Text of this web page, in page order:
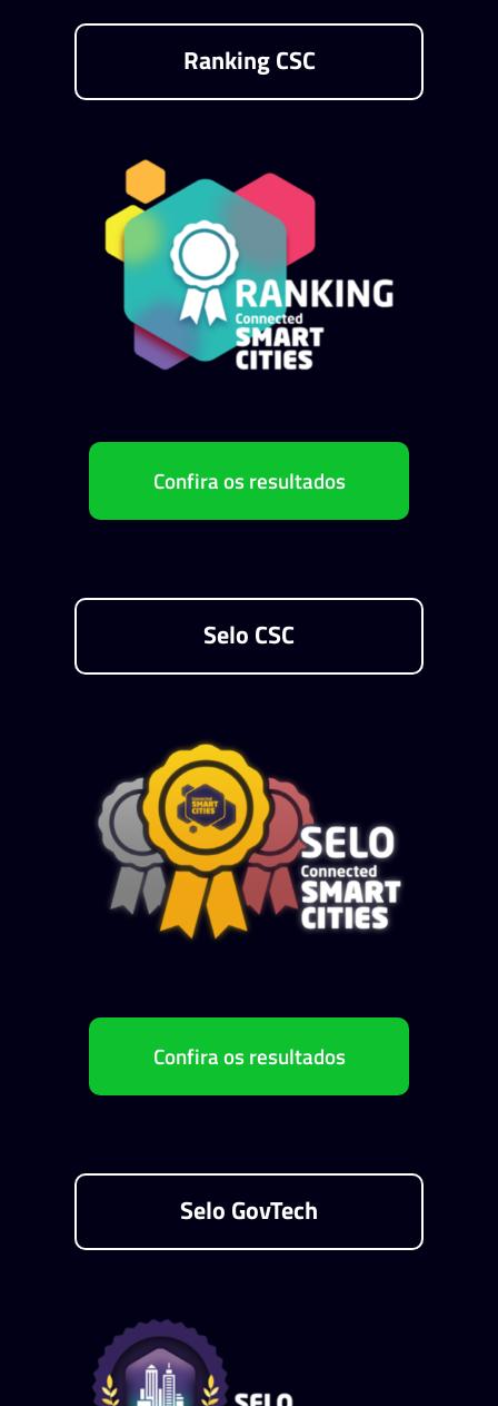
Ranking CSC
Confira os resultados
Selo CSC
Confira os resultados
Selo GovTech